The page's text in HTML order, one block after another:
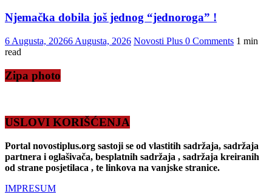
Njemačka dobila još jednog “jednoroga” !
6 Augusta, 20266 Augusta, 2026 Novosti Plus 0 Comments 1 min
read
Zipa photo
USLOVI KORIŠĆENJA
Portal novostiplus.org sastoji se od vlastitih sadržaja, sadržaja
partnera i oglašivača, besplatnih sadržaja , sadržaja kreiranih
od strane posjetilaca , te linkova na vanjske stranice.
IMPRESUM